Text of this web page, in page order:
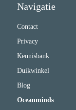
Navigatie
Contact
Privacy
Kennisbank
Duikwinkel
Blog
Oceanminds